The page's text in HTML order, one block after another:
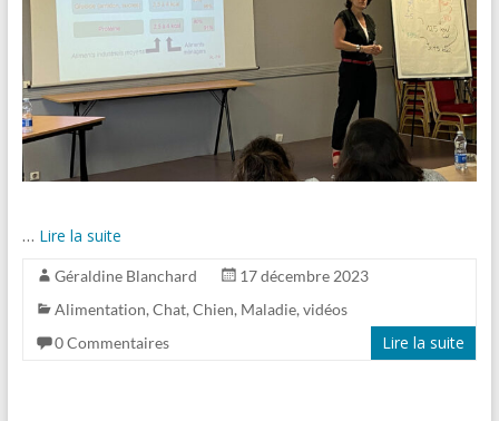
… Lire la suite
Géraldine Blanchard
17 décembre 2023
Alimentation, Chat, Chien, Maladie, vidéos
0 Commentaires
Lire la suite